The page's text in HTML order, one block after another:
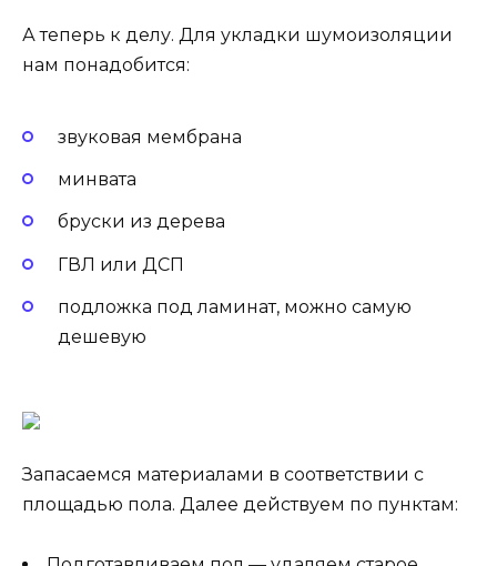
А теперь к делу. Для укладки шумоизоляции
нам понадобится:
звуковая мембрана
минвата
бруски из дерева
ГВЛ или ДСП
подложка под ламинат, можно самую
дешевую
Запасаемся материалами в соответствии с
площадью пола. Далее действуем по пунктам: